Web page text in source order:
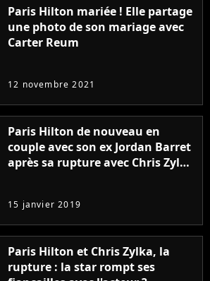
Paris Hilton mariée ! Elle partage
une photo de son mariage avec
Carter Reum
12 novembre 2021
Paris Hilton de nouveau en
couple avec son ex Jordan Barret
après sa rupture avec Chris Zylka
15 janvier 2019
Paris Hilton et Chris Zylka, la
rupture : la star rompt ses